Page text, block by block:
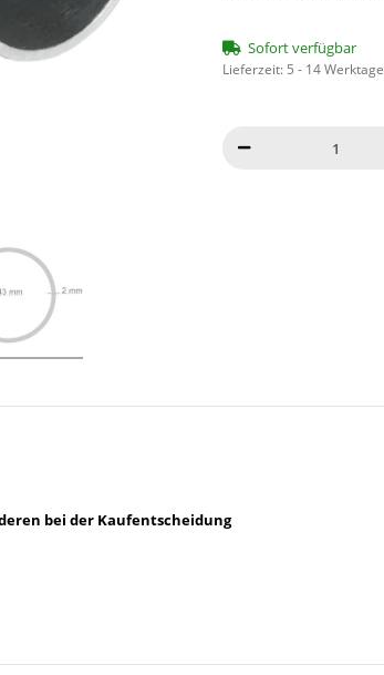
Sofort verfügbar
Lieferzeit: 5 - 14 Werktage
bei der Kaufentscheidung